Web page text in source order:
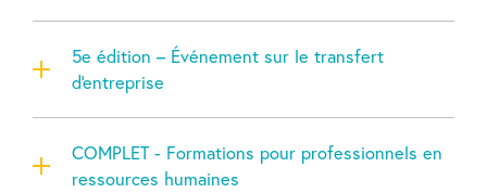
5e édition – Événement sur le transfert
d'entreprise
COMPLET - Formations pour professionnels en
ressources humaines